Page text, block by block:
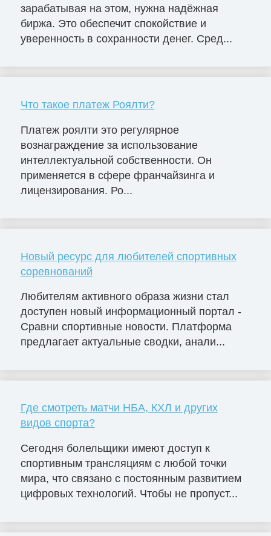
зарабатывая на этом, нужна надёжная
биржа. Это обеспечит спокойствие и
уверенность в сохранности денег. Сред...
Что такое платеж Роялти?
Платеж роялти это регулярное
вознаграждение за использование
интеллектуальной собственности. Он
применяется в сфере франчайзинга и
лицензирования. Ро...
Новый ресурс для любителей спортивных
соревнований
Любителям активного образа жизни стал
доступен новый информационный портал -
Сравни спортивные новости. Платформа
предлагает актуальные сводки, анали...
Где смотреть матчи НБА, КХЛ и других
видов спорта?
Сегодня болельщики имеют доступ к
спортивным трансляциям с любой точки
мира, что связано с постоянным развитием
цифровых технологий. Чтобы не пропуст...